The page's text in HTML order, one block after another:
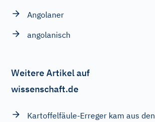
Angolaner
angolanisch
Weitere Artikel auf
wissenschaft.de
Kartoffelfäule-Erreger kam aus den